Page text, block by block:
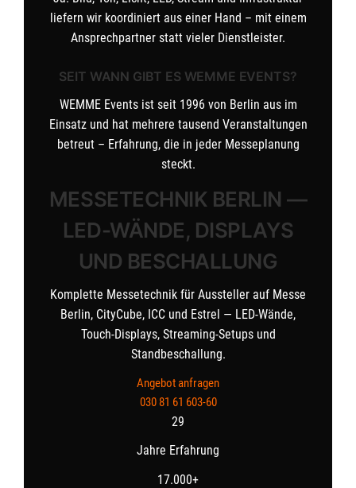
liefern wir koordiniert aus einer Hand – mit einem
Ansprechpartner statt vieler Dienstleister.
SEIT WANN GIBT ES WEMME EVENTS?
WEMME Events ist seit 1996 von Berlin aus im
Einsatz und hat mehrere tausend Veranstaltungen
betreut – Erfahrung, die in jeder Messeplanung
steckt.
MESSETECHNIK BERLIN —
LED-WÄNDE, DISPLAYS
UND BESCHALLUNG
Komplette Messetechnik für Aussteller auf Messe
Berlin, CityCube, ICC und Estrel — LED-Wände,
Touch-Displays, Streaming-Setups und
Standbeschallung.
Angebot anfragen
030 81 61 603-60
29
Jahre Erfahrung
17.000+